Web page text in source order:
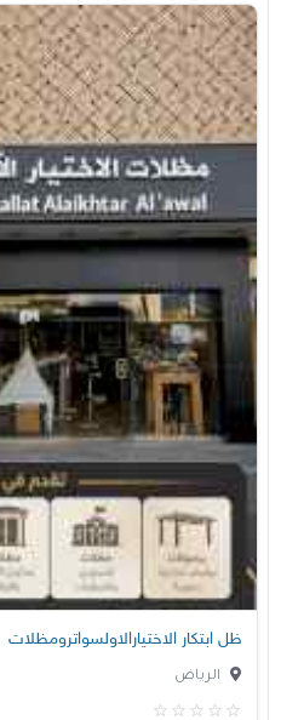
ظل ابتكار الاختيارالاولسواترومظلات
الرياض